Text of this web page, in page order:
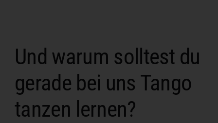
Und warum solltest du
gerade bei uns Tango
tanzen lernen?